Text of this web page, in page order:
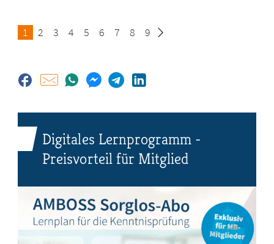
Seite
1 Seite
2 Seite
3 Seite
4 Seite
5 Seite
6 Seite
7 Seite
8 Seite
9
Digitales Lernprogramm -
Preisvorteil für Mitglied